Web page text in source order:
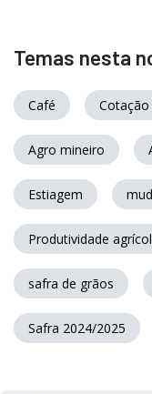
Temas nesta
Café
Agro mineiro
Estiagem
Produtividade
safra de grãos
Safra 2024/2025